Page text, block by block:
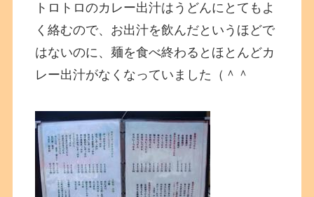
トロトロのカレー出汁はうどんにとてもよ
く絡むので、お出汁を飲んだというほどで
はないのに、麺を食べ終わるとほとんどカ
レー出汁がなくなっていました（＾＾